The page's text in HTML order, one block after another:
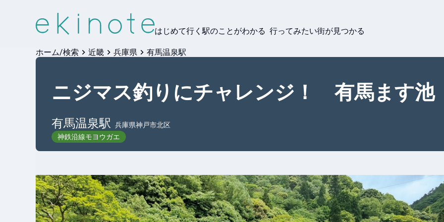
はじめて行く駅のことがわかる 行ってみたい街が見つかる
ホーム/検索 近畿 兵庫県 有馬温泉駅
ニジマス釣りにチャレンジ！ 有馬ます池
有馬温泉駅
兵庫県神戸市北区
神鉄沿線モヨウガエ